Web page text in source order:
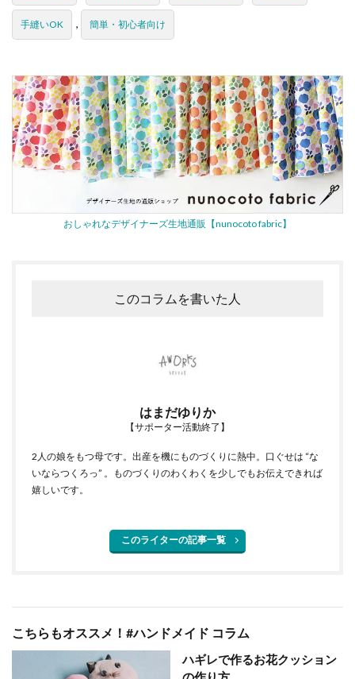
手縫いOK , 簡単・初心者向け
おしゃれなデザイナーズ生地通販【nunocoto fabric】
このコラムを書いた人
はまだゆりか
【サポーター活動終了】
2人の娘をもつ母です。出産を機にものづくりに熱中。口ぐせは “な
いならつくろっ” 。ものづくりのわくわくを少しでもお伝えできれば
嬉しいです。
このライターの記事一覧
こちらもオススメ！#ハンドメイド コラム
ハギレで作るお花クッション